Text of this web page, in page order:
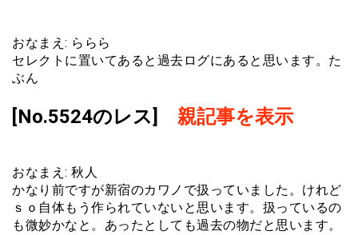
おなまえ: ららら
セレクトに置いてあると過去ログにあると思います。た
ぶん
[No.5524のレス] 親記事を表示
おなまえ: 秋人
かなり前ですが新宿のカワノで扱っていました。けれど
ｓｏ自体もう作られていないと思います。扱っているの
も微妙かなと。あったとしても過去の物だと思います。